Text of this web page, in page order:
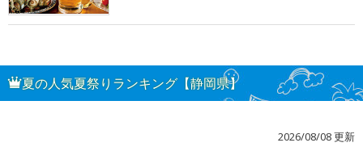
夏の人気夏祭りランキング【静岡県】
2026/08/08 更新